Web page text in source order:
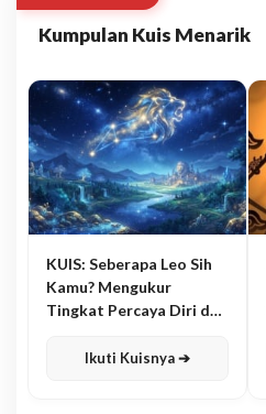
Kumpulan Kuis Menarik
KUIS: Seberapa Leo Sih
Kamu? Mengukur
Tingkat Percaya Diri dan
Ikuti Kuisnya ➔